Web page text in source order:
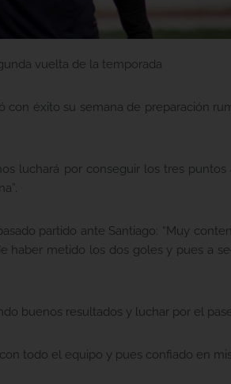
vuelta de la temporada
éxito su semana de preparación
luchará por conseguir los tres puntos
partido ante Santiago: “Muy
metido los dos goles y pues a
buenos resultados y luchar por el
todo el equipo y pues confiado en